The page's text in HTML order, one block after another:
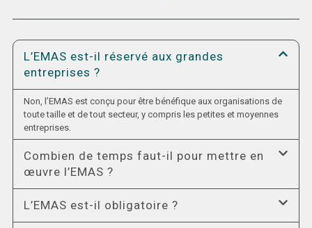
L’EMAS est-il réservé aux grandes
entreprises ?
Non, l’EMAS est conçu pour être bénéfique aux organisations de
toute taille et de tout secteur, y compris les petites et moyennes
entreprises.
Combien de temps faut-il pour mettre en
œuvre l’EMAS ?
L’EMAS est-il obligatoire ?